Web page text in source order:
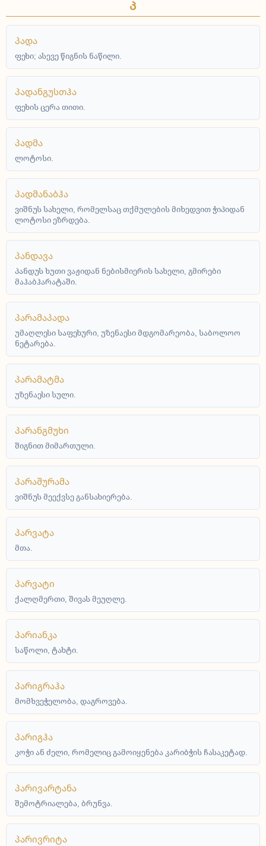
Პ
პადა
ფეხი; ასევე წიგნის ნაწილი.
პადანგუსთჰა
ფეხის ცერა თითი.
პადმა
ლოტოსი.
პადმანაბჰა
ვიშნუს სახელი, რომელსაც თქმულების მიხედვით ჭიპიდან
ლოტოსი ეზრდება.
პანდავა
პანდუს ხუთი ვაჟიდან ნებისმიერის სახელი, გმირები
მაჰაბჰარატაში.
პარამაპადა
უმაღლესი საფეხური, უზენაესი მდგომარეობა, საბოლოო
ნეტარება.
პარამატმა
უზენაესი სული.
პარანგმუხი
შიგნით მიმართული.
პარაშურამა
ვიშნუს მეექვსე განსახიერება.
პარვატა
მთა.
პარვატი
ქალღმერთი, შივას მეუღლე.
პარიანკა
საწოლი, ტახტი.
პარიგრაჰა
მომხვეჭელობა, დაგროვება.
პარიგჰა
კოჭი ან ძელი, რომელიც გამოიყენება კარიბჭის ჩასაკეტად.
პარივარტანა
შემოტრიალება, ბრუნვა.
პარივრიტა